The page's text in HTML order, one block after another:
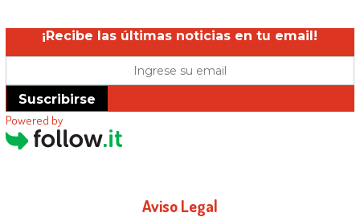
¡Recibe las últimas noticias en tu email!
Suscribirse
Powered by
Aviso Legal